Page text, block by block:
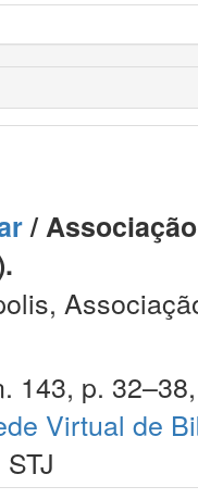
/
143, p.
Virtual de
STJ